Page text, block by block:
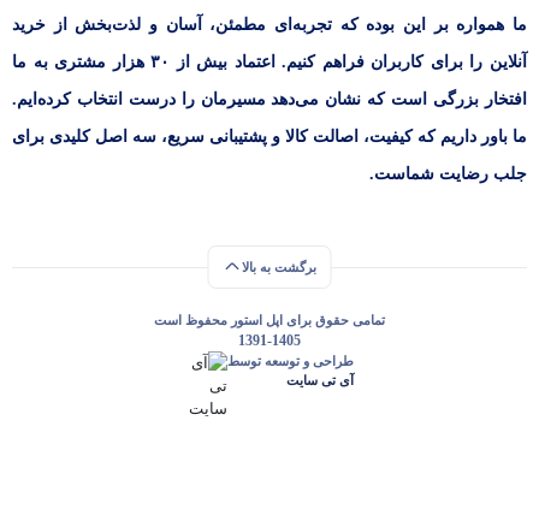
ما همواره بر این بوده که تجربه‌ای مطمئن، آسان و لذت‌بخش از خرید
آنلاین را برای کاربران فراهم کنیم. اعتماد بیش از ۳۰ هزار مشتری به ما
افتخار بزرگی است که نشان می‌دهد مسیرمان را درست انتخاب کرده‌ایم.
ما باور داریم که کیفیت، اصالت کالا و پشتیبانی سریع، سه اصل کلیدی برای
جلب رضایت شماست.
برگشت به بالا
تمامی حقوق برای اپل استور محفوظ است
1391-1405
طراحی و توسعه توسط
آی تی سایت